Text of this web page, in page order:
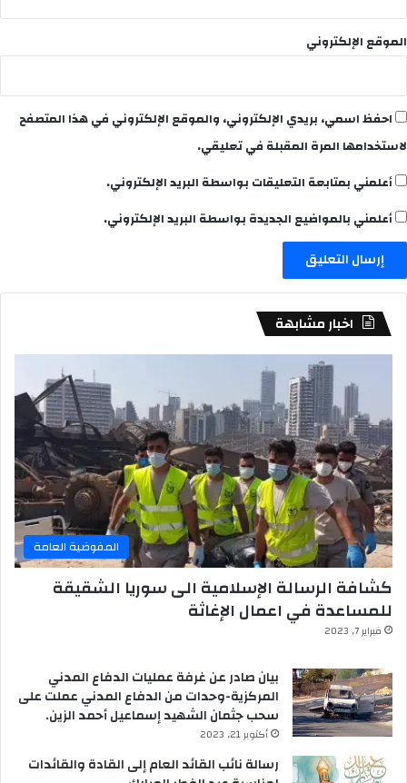
الموقع الإلكتروني
احفظ اسمي، بريدي الإلكتروني، والموقع الإلكتروني في هذا المتصفح
لاستخدامها المرة المقبلة في تعليقي.
أعلمني بمتابعة التعليقات بواسطة البريد الإلكتروني.
أعلمني بالمواضيع الجديدة بواسطة البريد الإلكتروني.
اخبار مشابهة
المفوضية العامة
كشافة الرسالة الإسلامية الى سوريا الشقيقة
للمساعدة في اعمال الإغاثة
فبراير 7, 2023
بيان صادر عن غرفة عمليات الدفاع المدني
المركزية-وحدات من الدفاع المدني عملت على
سحب جثمان الشهيد إسماعيل أحمد الزين.
أكتوبر 21, 2023
رسالة نائب القائد العام إلى القادة والقائدات